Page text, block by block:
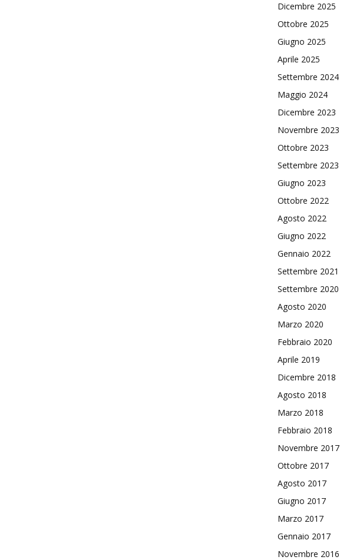
Dicembre 2025
Ottobre 2025
Giugno 2025
Aprile 2025
Settembre 2024
Maggio 2024
Dicembre 2023
Novembre 2023
Ottobre 2023
Settembre 2023
Giugno 2023
Ottobre 2022
Agosto 2022
Giugno 2022
Gennaio 2022
Settembre 2021
Settembre 2020
Agosto 2020
Marzo 2020
Febbraio 2020
Aprile 2019
Dicembre 2018
Agosto 2018
Marzo 2018
Febbraio 2018
Novembre 2017
Ottobre 2017
Agosto 2017
Giugno 2017
Marzo 2017
Gennaio 2017
Novembre 2016